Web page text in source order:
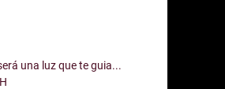
una luz que te guia...